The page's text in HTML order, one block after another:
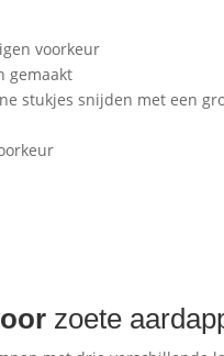
voorkeur
gemaakt
stukjes snijden met een
zoete